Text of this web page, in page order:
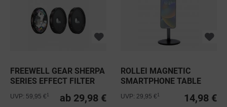
FREEWELL GEAR SHERPA
SERIES EFFECT FILTER
ab 29,98 €
UVP: 59,95 €
ROLLEI MAGNETIC
SMARTPHONE TABLE
14,98 €
UVP: 29,95 €